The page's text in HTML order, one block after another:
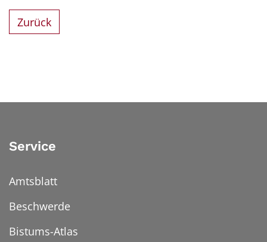
Zurück
Service
Amtsblatt
Beschwerde
Bistums-Atlas